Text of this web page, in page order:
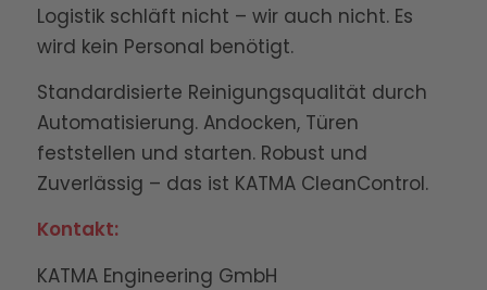
Logistik schläft nicht – wir auch nicht. Es
wird kein Personal benötigt.
Standardisierte Reinigungsqualität durch
Automatisierung. Andocken, Türen
feststellen und starten. Robust und
Zuverlässig – das ist KATMA CleanControl.
Kontakt:
KATMA Engineering GmbH